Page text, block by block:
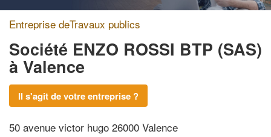
Entreprise deTravaux publics
Société ENZO ROSSI BTP (SAS)
à Valence
Il s'agit de votre entreprise ?
50 avenue victor hugo 26000 Valence